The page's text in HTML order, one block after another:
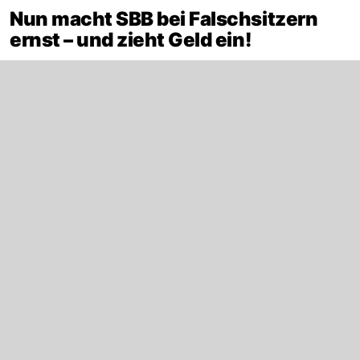
Nun macht SBB bei Falschsitzern
ernst – und zieht Geld ein!